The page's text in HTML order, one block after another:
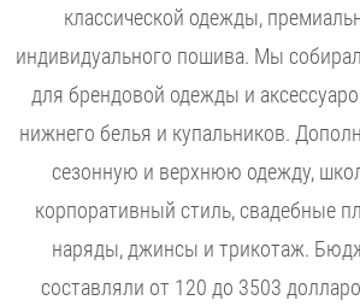
классической одежды,
индивидуального пошива. Мы
для брендовой одежды и
нижнего белья и купальников.
сезонную и верхнюю одежду,
корпоративный стиль, свадебные
наряды, джинсы и трикотаж.
составляли от 120 до 3503